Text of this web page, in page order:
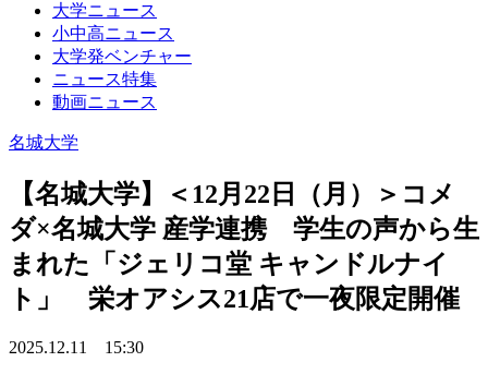
大学ニュース
小中高ニュース
大学発ベンチャー
ニュース特集
動画ニュース
名城大学
【名城大学】＜12月22日（月）＞コメ
ダ×名城大学 産学連携 学生の声から生
まれた「ジェリコ堂 キャンドルナイ
ト」 栄オアシス21店で一夜限定開催
2025.12.11 15:30